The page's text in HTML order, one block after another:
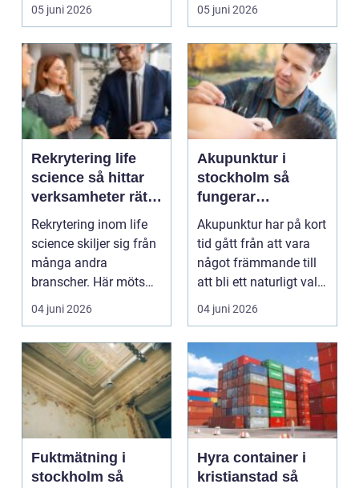
05 juni 2026 05 juni 2026
Rekrytering life
science så hittar
verksamheter rätt
kompetens när
kraven är som
högst
Rekrytering inom life
science skiljer sig från
många andra
branscher. Här möts
forskning, innovation...
04 juni 2026
Akupunktur i
stockholm så
fungerar
behandlingen och
därför blir många
hjälpta
Akupunktur har på kort
tid gått från att vara
något främmande till
att bli ett naturligt val
för mån...
04 juni 2026
Fuktmätning i
stockholm så
Hyra container i
kristianstad så